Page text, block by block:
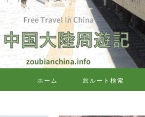
ホーム 旅ルート検索